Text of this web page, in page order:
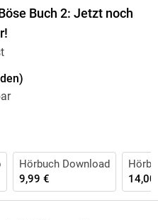
Buch 2: Jetzt noch
Hörbuch Download
9,99 €
14,00